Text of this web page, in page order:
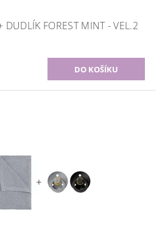
DUDLÍK FOREST MINT - VEL.2